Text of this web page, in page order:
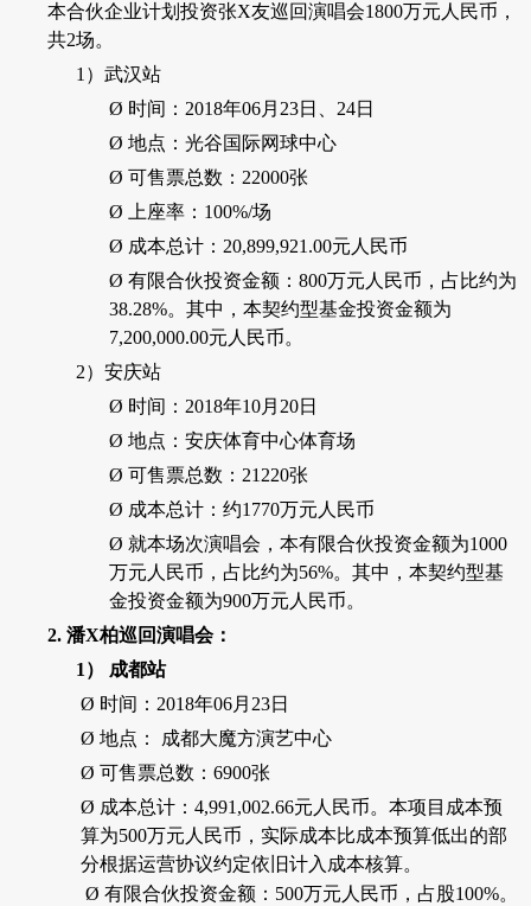
本合伙企业计划投资张X友巡回演唱会1800万元人民币，
共2场。
1） 武汉站
Ø 时间： 2018年06月 23日、 24日
Ø 地点：光谷国际网球中心
Ø 可售票总数： 22000张
Ø
上座率： 100%/场
Ø 成本总计： 20,899,921.00元人民币
Ø 有限合伙投资金额： 800万元人民币，占比约为
38.28%。其中，本契约型基金投资金额为
7,200,000.00元人民币。
2） 安庆站
Ø 时间： 2018年10月 20日
Ø 地点：安庆体育中心体育场
Ø 可售票总数： 21220张
Ø 成本总计：约1770万元人民币
Ø 就本场次演唱会，本有限合伙投资金额为1000
万元人民币，占比约为56%。其中，本契约型基
金投资金额为900万元人民币。
2. 潘X柏巡回演唱会：
1）
成都站
Ø 时间： 2018年06月 23日
Ø 地点： 成都大魔方演艺中心
Ø 可售票总数： 6900张
Ø 成本总计： 4,991,002.66元人民币。本项目成本预
算为500万元人民币，实际成本比成本预算低出的部
分根据运营协议约定依旧计入成本核算。
Ø 有限合伙投资金额： 500万元人民币，占股100%。